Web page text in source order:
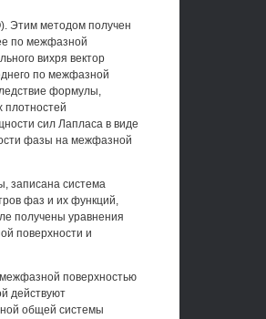
Этим методом получен
по межфазной
вихря вектор
по межфазной
формулы,
сил Лапласа в виде
фазы на межфазной
записана система
фаз и их функций,
получены уравнения
поверхности и
межфазной поверхностью
действуют
общей системы